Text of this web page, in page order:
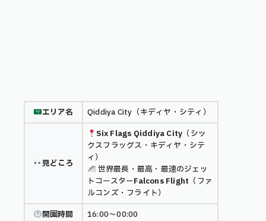
エリア名 Qiddiya City（キディヤ・シティ）
見どころ
Six Flags Qiddiya City （シッ
クスフラッグス・キディヤ・シテ
ィ）
世界最長・最高・最速のジェッ
トコースターFalcons Flight （ファ
ルコンズ・フライト）
開園時間
16:00〜00:00